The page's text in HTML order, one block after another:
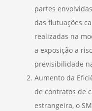
partes
das flutuações
realizadas na
a exposição a
previsibilidade
Aumento da
de contratos de
estrangeira, o